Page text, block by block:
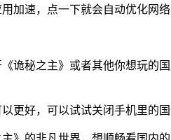
加速，点一下就会自动优化网络
诡秘之主》或者其他你想玩的
更好，可以试试关闭手机里的